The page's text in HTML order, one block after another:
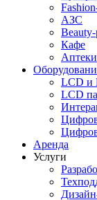
АЗС
Кафе
Аптеки
LCD и
LCD
Аренда
Услуги